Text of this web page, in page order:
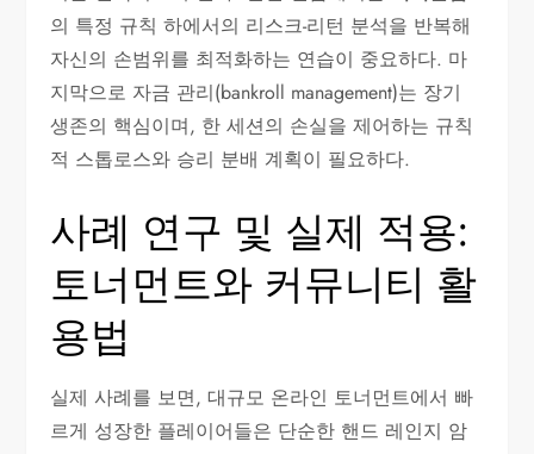
의 특정 규칙 하에서의 리스크-리턴 분석을 반복해
자신의 손범위를 최적화하는 연습이 중요하다. 마
지막으로 자금 관리(bankroll management)는 장기
생존의 핵심이며, 한 세션의 손실을 제어하는 규칙
적 스톱로스와 승리 분배 계획이 필요하다.
사례 연구 및 실제 적용:
토너먼트와 커뮤니티 활
용법
실제 사례를 보면, 대규모 온라인 토너먼트에서 빠
르게 성장한 플레이어들은 단순한 핸드 레인지 암